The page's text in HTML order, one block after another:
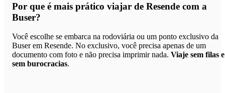
Por que é mais prático viajar de Resende com a
Buser?
Você escolhe se embarca na rodoviária ou um ponto exclusivo da
Buser em Resende. No exclusivo, você precisa apenas de um
documento com foto e não precisa imprimir nada. Viaje sem filas e
sem burocracias.